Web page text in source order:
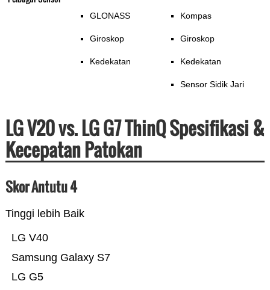
GLONASS
Giroskop
Kedekatan
Kompas
Giroskop
Kedekatan
Sensor Sidik Jari
LG V20 vs. LG G7 ThinQ Spesifikasi &
Kecepatan Patokan
Skor Antutu 4
Tinggi lebih Baik
LG G5
Samsung Galaxy S7
LG V40